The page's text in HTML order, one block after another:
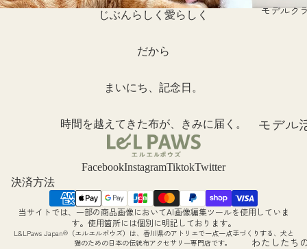
ー
モデルク
モデル
集につ
て
わたしたち
じぶんらしく愛らしく
だから
まいにち、記念日。
時間を越えてきた布が、きみに届く。
FacebookInstagramTiktokTwitter
決済方法
当サイトでは、一部の商品画像においてAI画像編集ツールを使用していま
す。使用箇所には個別に明記しております。
L&LPaws Japan®（エルエルポウズ）は、香川県のアトリエで一点一点手づくりする、犬と
猫のための日本の伝統布アクセサリー専門店です。
返金ポリシー
プライバシーポリシー